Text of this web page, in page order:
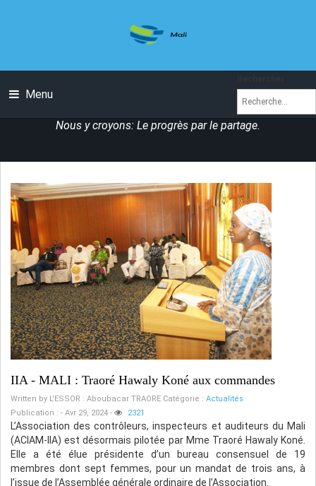
Menu
Nous y croyons: Le progrès par le partage.
IIA - MALI : Traoré Hawaly Koné aux commandes
Written by L'ESSOR : Aboubacar TRAORE Catégorie : Actualités
Publication : - Avr 29, 2024 - 2321
L’Association des contrôleurs, inspecteurs et auditeurs du Mali
(ACIAM-llA) est désormais pilotée par Mme Traoré Hawaly Koné.
Elle a été élue présidente d’un bureau consensuel de 19
membres dont sept femmes, pour un mandat de trois ans, à
l’issue de l’Assemblée générale ordinaire de l’Association.